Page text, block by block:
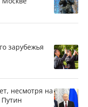
зарубежья
несмотря на